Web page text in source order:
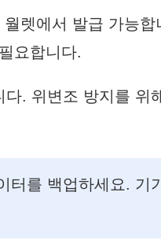
렛에서 발급 가능
요합니다.
. 위변조 방지를 위
터를 백업하세요. 기